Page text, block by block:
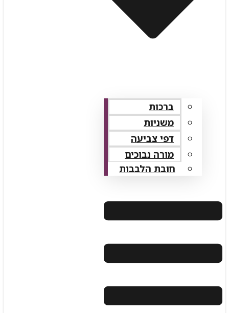
ברכות
משניות
דפי צביעה
מורה נבוכים
חובת הלבבות